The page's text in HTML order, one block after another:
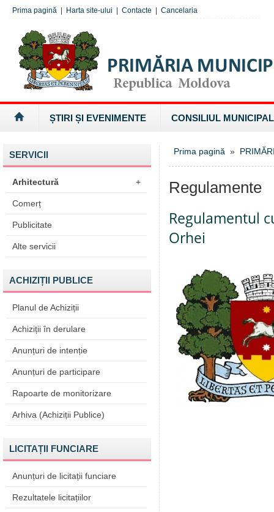
Prima pagină Harta site-ului Contacte Cancelaria
ȘTIRI ȘI EVENIMENTE CONSILIUL MUNICIPAL
SERVICII
Arhitectură +
Comerț
Publicitate
Alte servicii
ACHIZIȚII PUBLICE
Planul de Achiziții
Achiziții în derulare
Anunțuri de intenție
Anunțuri de participare
Rapoarte de monitorizare
Arhiva (Achiziții Publice)
LICITAȚII FUNCIARE
Anunțuri de licitații funciare
Rezultatele licitațiilor
Prima pagină »
Regulamente
Regulamentul
Orhei